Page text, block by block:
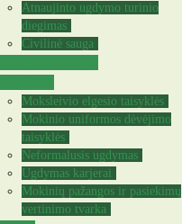
Atnaujinto ugdymo turinio
diegimas
Civilinė sauga
Moksleivio elgesio taisyklės
Mokinio uniformos dėvėjimo
taisyklės
Neformalusis ugdymas
Ugdymas karjerai
Mokinių pažangos ir pasiekimų
vertinimo tvarka